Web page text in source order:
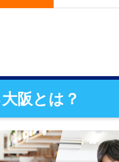
阪とは？